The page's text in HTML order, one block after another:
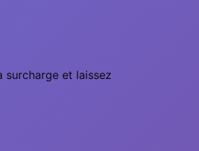
surcharge et laissez